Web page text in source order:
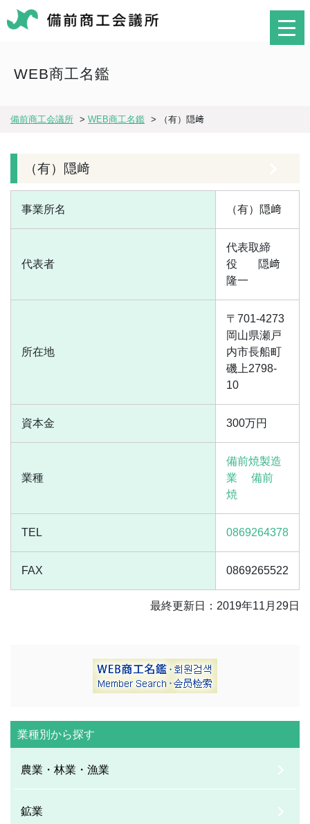
WEB商工名鑑
備前商工会議所 > WEB商工名鑑 > （有）隠﨑
（有）隠﨑
事業所名 （有）隠﨑
代表者
代表取締
役
隠﨑
隆一
所在地
〒701-4273
岡山県瀬戸
内市長船町
磯上2798-
10
資本金 300万円
業種
備前焼製造
業
備前
焼
TEL 0869264378
FAX 0869265522
最終更新日：2019年11月29日
業種別から探す
農業・林業・漁業
鉱業